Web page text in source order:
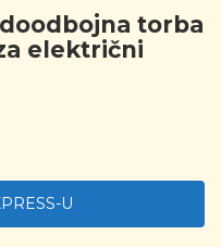
torba
električni
U